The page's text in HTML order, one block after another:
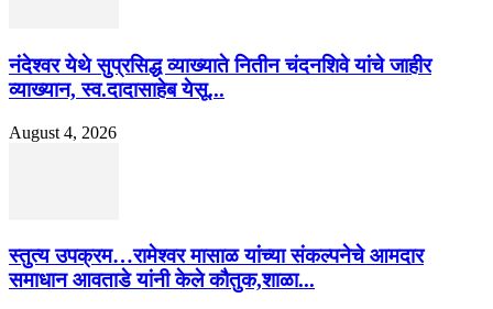
नंदेश्वर येथे सुप्रसिद्ध व्याख्याते नितीन चंदनशिवे यांचे जाहीर
व्याख्यान, स्व.दादासाहेब येसू...
August 4, 2026
स्तुत्य उपक्रम…रामेश्वर मासाळ यांच्या संकल्पनेचे आमदार
समाधान आवताडे यांनी केले कौतुक,शाळा...